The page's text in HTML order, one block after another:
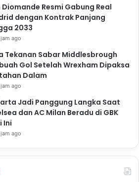
Diomande Resmi Gabung Real
dengan Kontrak Panjang
2033
ago
Tekanan Sabar Middlesbrough
Gol Setelah Wrexham Dipaksa
Dalam
ago
Jadi Panggung Langka Saat
dan AC Milan Beradu di GBK
Ini
ago